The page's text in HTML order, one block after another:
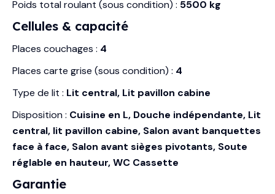
Poids total roulant (sous condition) : 5500 kg
Cellules & capacité
Places couchages : 4
Places carte grise (sous condition) : 4
Type de lit : Lit central, Lit pavillon cabine
Disposition : Cuisine en L, Douche indépendante, Lit
central, lit pavillon cabine, Salon avant banquettes
face à face, Salon avant sièges pivotants, Soute
réglable en hauteur, WC Cassette
Garantie